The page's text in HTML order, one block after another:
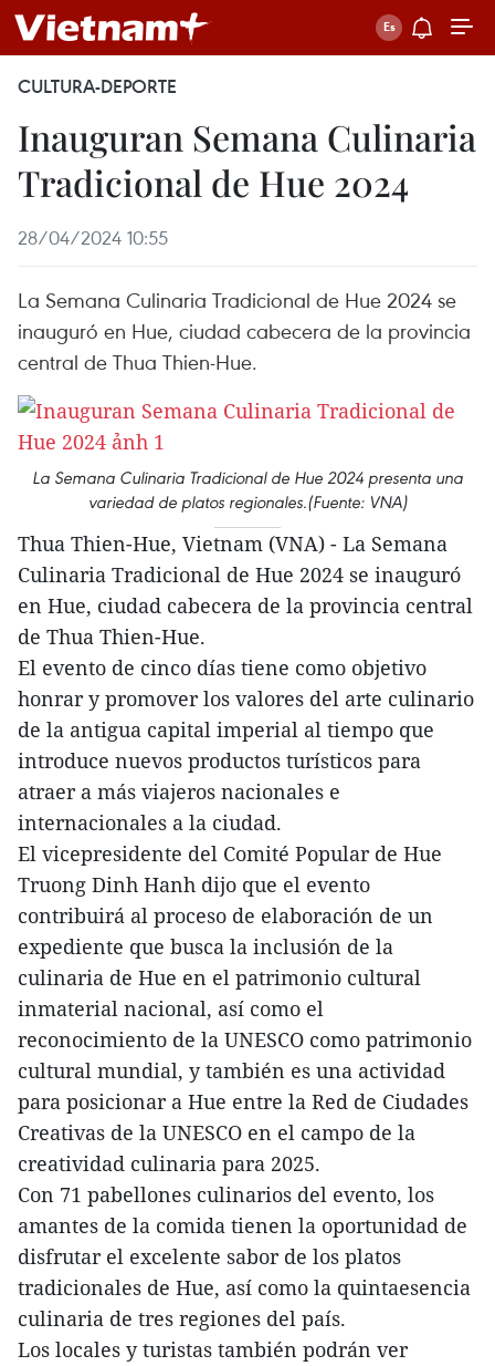
CULTURA-DEPORTE
Inauguran Semana Culinaria
Tradicional de Hue 2024
28/04/2024 10:55
La Semana Culinaria Tradicional de Hue 2024 se
inauguró en Hue, ciudad cabecera de la provincia
central de Thua Thien-Hue.
La Semana Culinaria Tradicional de Hue 2024 presenta una
variedad de platos regionales.(Fuente: VNA)
Thua Thien-Hue, Vietnam (VNA) - La Semana
Culinaria Tradicional de Hue 2024 se inauguró
en Hue, ciudad cabecera de la provincia central
de Thua Thien-Hue.
El evento de cinco días tiene como objetivo
honrar y promover los valores del arte culinario
de la antigua capital imperial al tiempo que
introduce nuevos productos turísticos para
atraer a más viajeros nacionales e
internacionales a la ciudad.
El vicepresidente del Comité Popular de Hue
Truong Dinh Hanh dijo que el evento
contribuirá al proceso de elaboración de un
expediente que busca la inclusión de la
culinaria de Hue en el patrimonio cultural
inmaterial nacional, así como el
reconocimiento de la UNESCO como patrimonio
cultural mundial, y también es una actividad
para posicionar a Hue entre la Red de Ciudades
Creativas de la UNESCO en el campo de la
creatividad culinaria para 2025.
Con 71 pabellones culinarios del evento, los
amantes de la comida tienen la oportunidad de
disfrutar el excelente sabor de los platos
tradicionales de Hue, así como la quintaesencia
culinaria de tres regiones del país.
Los locales y turistas también podrán ver